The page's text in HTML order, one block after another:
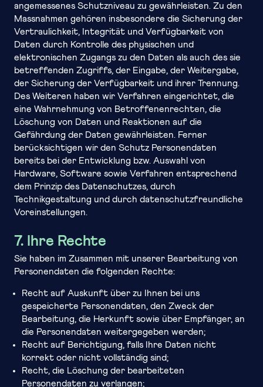
angemessenes Schutzniveau zu gewährleisten. Zu den
Massnahmen gehören insbesondere die Sicherung der
Vertraulichkeit, Integrität und Verfügbarkeit von
Daten durch Kontrolle des physischen und
elektronischen Zugangs zu den Daten als auch des sie
betreffenden Zugriffs, der Eingabe, der Weitergabe,
der Sicherung der Verfügbarkeit und ihrer Trennung.
Des Weiteren haben wir Verfahren eingerichtet, die
eine Wahrnehmung von Betroffenenrechten, die
Löschung von Daten und Reaktionen auf die
Gefährdung der Daten gewährleisten. Ferner
berücksichtigen wir den Schutz Personendaten
bereits bei der Entwicklung bzw. Auswahl von
Hardware, Software sowie Verfahren entsprechend
dem Prinzip des Datenschutzes, durch
Technikgestaltung und durch datenschutzfreundliche
Voreinstellungen.
7. Ihre Rechte
Sie haben im Zusammen mit unserer Bearbeitung von
Personendaten die folgenden Rechte:
Recht auf Auskunft über zu Ihnen bei uns
gespeicherte Personendaten, den Zweck der
Bearbeitung, die Herkunft sowie über Empfänger, an
die Personendaten weitergegeben werden;
Recht auf Berichtigung, falls Ihre Daten nicht
korrekt oder nicht vollständig sind;
Recht, die Löschung der bearbeiteten
Personendaten zu verlangen;